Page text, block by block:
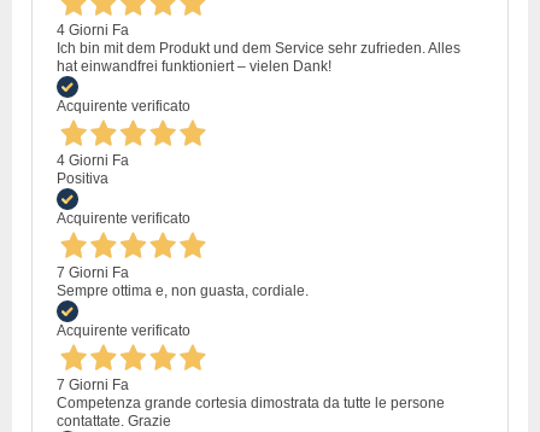
4 Giorni Fa
Ich bin mit dem Produkt und dem Service sehr zufrieden. Alles
hat einwandfrei funktioniert – vielen Dank!
Acquirente verificato
4 Giorni Fa
Positiva
Acquirente verificato
7 Giorni Fa
Sempre ottima e, non guasta, cordiale.
Acquirente verificato
7 Giorni Fa
Competenza grande cortesia dimostrata da tutte le persone
contattate. Grazie